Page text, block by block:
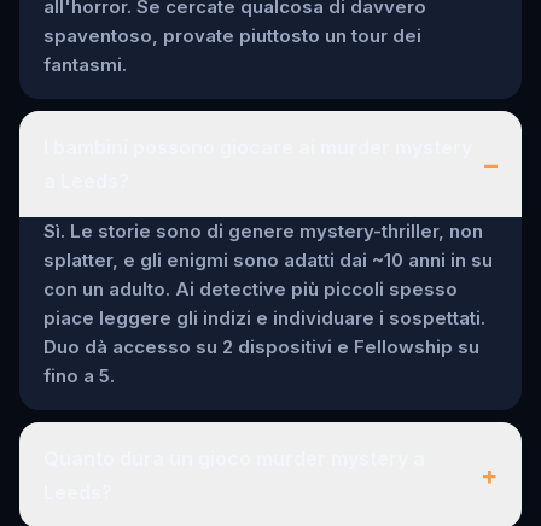
all'horror. Se cercate qualcosa di davvero
spaventoso, provate piuttosto un tour dei
fantasmi.
–
Sì. Le storie sono di genere mystery-thriller, non
splatter, e gli enigmi sono adatti dai ~10 anni in su
con un adulto. Ai detective più piccoli spesso
piace leggere gli indizi e individuare i sospettati.
Duo dà accesso su 2 dispositivi e Fellowship su
fino a 5.
+